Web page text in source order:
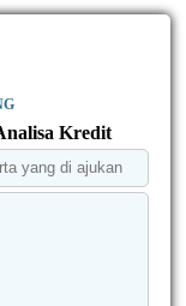
Kredit